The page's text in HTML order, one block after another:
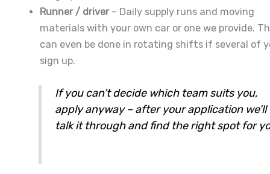
Runner / driver– Daily supply runs and moving
materials with your own car or one we provide.
can even be done in rotating shifts if several of
sign up.
If you can’t decide which team suits you,
apply anyway – after your application we’ll
talk it through and find the right spot for